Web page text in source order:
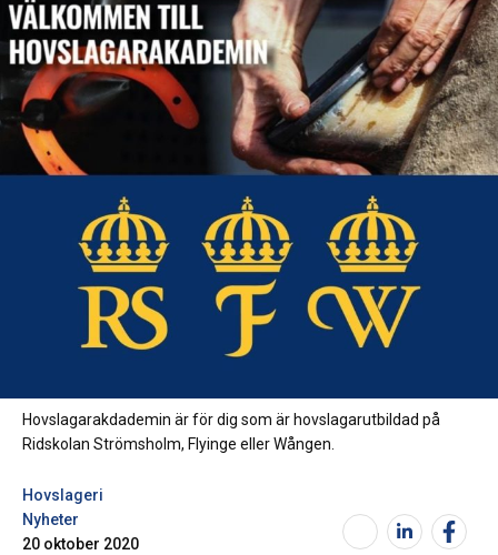
Hovslagarakdademin är för dig som är hovslagarutbildad på
Ridskolan Strömsholm, Flyinge eller Wången.
Hovslageri
Nyheter
20 oktober 2020